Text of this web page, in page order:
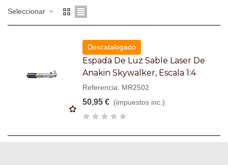
Seleccionar
Descatalogado
Espada De Luz Sable Laser De
Anakin Skywalker, Escala 1:4
Referencia: MR2502
50,95 € (impuestos inc.)